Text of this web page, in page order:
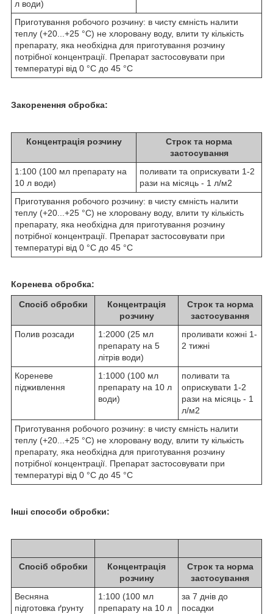
л води)
Приготування робочого розчину: в чисту ємність налити
теплу (+20...+25 °С) не хлоровану воду, влити ту кількість
препарату, яка необхідна для приготування розчину
потрібної концентрації. Препарат застосовувати при
температурі від 0 °С до 45 °С
Закоренення обробка:
Концентрація розчину
Строк та норма
застосування
1:100 (100 мл препарату на
10 л води)
поливати та оприскувати 1-2
рази на місяць - 1 л/м2
Приготування робочого розчину: в чисту ємність налити
теплу (+20...+25 °С) не хлоровану воду, влити ту кількість
препарату, яка необхідна для приготування розчину
потрібної концентрації. Препарат застосовувати при
температурі від 0 °С до 45 °С
Коренева обробка:
Спосіб обробки
Концентрація
розчину
Строк та норма
застосування
Полив розсади
1:2000 (25 мл
препарату на 5
літрів води)
проливати кожні 1-
2 тижні
Кореневе
підживлення
1:1000 (100 мл
препарату на 10 л
води)
поливати та
оприскувати 1-2
рази на місяць - 1
л/м2
Приготування робочого розчину: в чисту ємність налити
теплу (+20...+25 °С) не хлоровану воду, влити ту кількість
препарату, яка необхідна для приготування розчину
потрібної концентрації. Препарат застосовувати при
температурі від 0 °С до 45 °С
Інші способи обробки:
Спосіб обробки
Концентрація
розчину
Строк та норма
застосування
Весняна
підготовка ґрунту
1:100 (100 мл
препарату на 10 л
за 7 днів до
посадки